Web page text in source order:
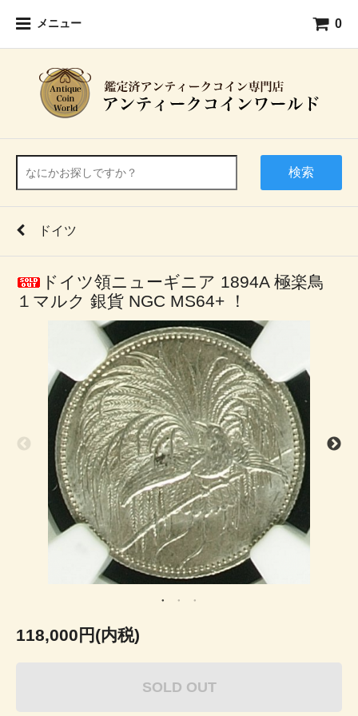
メニュー 0
検索
ドイツ
ドイツ領ニューギニア 1894A 極楽鳥
１マルク 銀貨 NGC MS64+ ！
118,000円(内税)
SOLD OUT